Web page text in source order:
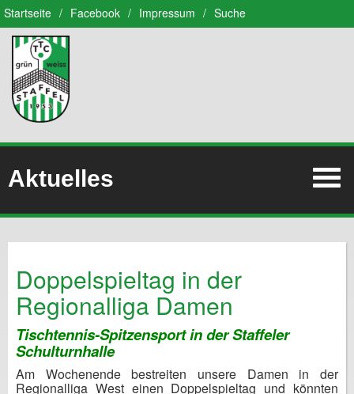
Startseite / Facebook / Impressum / Suche
Aktuelles
Doppelspieltag in der
Regionalliga Damen
Tischtennis-Spitzensport in der Staffeler
Schulturnhalle
Am Wochenende bestreiten unsere Damen in der
Regionalliga West einen Doppelspieltag und könnten